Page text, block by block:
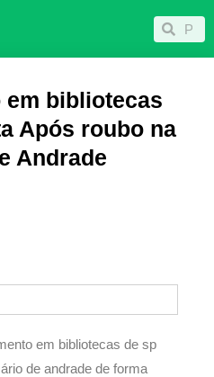
Pesquisar
bibliotecas
Após roubo na
Andrade
em bibliotecas de sp
de andrade de forma